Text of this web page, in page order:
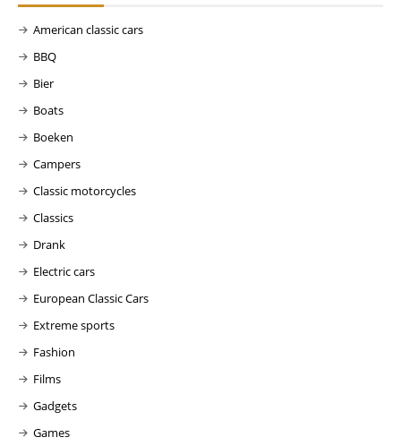
American classic cars
BBQ
Bier
Boats
Boeken
Campers
Classic motorcycles
Classics
Drank
Electric cars
European Classic Cars
Extreme sports
Fashion
Films
Gadgets
Games